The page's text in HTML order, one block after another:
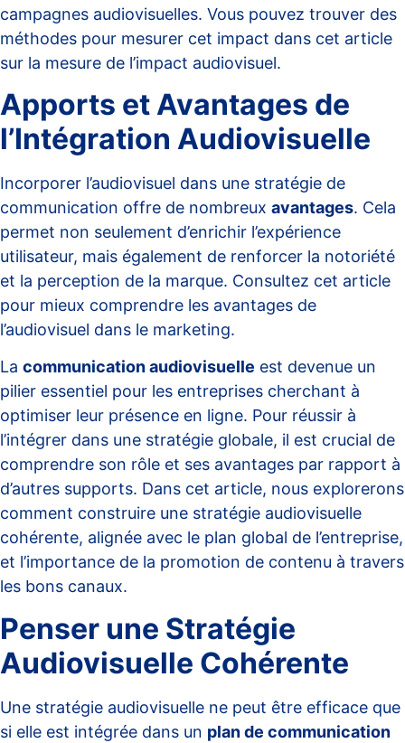
campagnes audiovisuelles. Vous pouvez trouver des
méthodes pour mesurer cet impact dans cet article
sur la mesure de l’impact audiovisuel.
Apports et Avantages de
l’Intégration Audiovisuelle
Incorporer l’audiovisuel dans une stratégie de
communication offre de nombreux avantages. Cela
permet non seulement d’enrichir l’expérience
utilisateur, mais également de renforcer la notoriété
et la perception de la marque. Consultez cet article
pour mieux comprendre les avantages de
l’audiovisuel dans le marketing.
La communication audiovisuelle est devenue un
pilier essentiel pour les entreprises cherchant à
optimiser leur présence en ligne. Pour réussir à
l’intégrer dans une stratégie globale, il est crucial de
comprendre son rôle et ses avantages par rapport à
d’autres supports. Dans cet article, nous explorerons
comment construire une stratégie audiovisuelle
cohérente, alignée avec le plan global de l’entreprise,
et l’importance de la promotion de contenu à travers
les bons canaux.
Penser une Stratégie
Audiovisuelle Cohérente
Une stratégie audiovisuelle ne peut être efficace que
si elle est intégrée dans un plan de communication